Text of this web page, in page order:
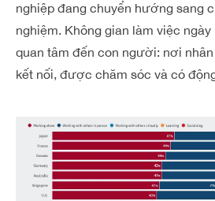
nghiệp đang chuyển hướng sang
nghiệm. Không gian làm việc
quan tâm đến con người: nơi
kết nối, được chăm sóc và có